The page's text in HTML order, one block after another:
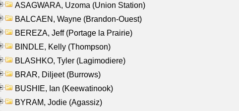
ASAGWARA, Uzoma (Union Station)
BALCAEN, Wayne (Brandon-Ouest)
BEREZA, Jeff (Portage la Prairie)
BINDLE, Kelly (Thompson)
BLASHKO, Tyler (Lagimodiere)
BRAR, Diljeet (Burrows)
BUSHIE, Ian (Keewatinook)
BYRAM, Jodie (Agassiz)